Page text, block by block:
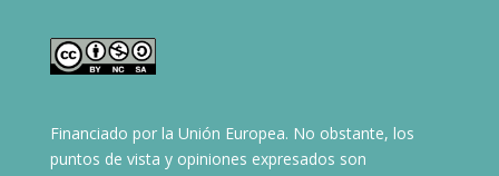
Financiado por la Unión Europea. No obstante, los
puntos de vista y opiniones expresados son